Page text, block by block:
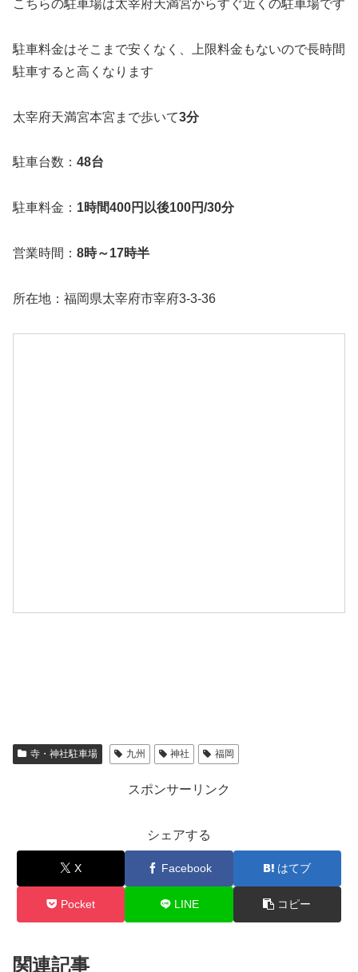
こちらの駐車場は太宰府天満宮からすぐ近くの駐車場です
駐車料金はそこまで安くなく、上限料金もないので長時間
駐車すると高くなります
太宰府天満宮本宮まで歩いて3分
駐車台数： 48台
駐車料金： 1時間400円以後100円/30分
営業時間： 8時～17時半
所在地：福岡県太宰府市宰府3-3-36
寺・神社駐車場 九州 神社 福岡
スポンサーリンク
シェアする
X Facebook はてブ
Pocket LINE コピー
関連記事